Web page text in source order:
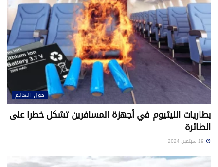
حول العالم
بطاريات الليثيوم في أجهزة المسافرين تشكل خطرا على
الطائرة